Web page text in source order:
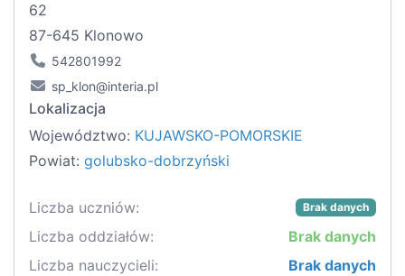
62
87-645 Klonowo
542801992
sp_klon@interia.pl
Lokalizacja
Województwo: KUJAWSKO-POMORSKIE
Powiat: golubsko-dobrzyński
Liczba uczniów: Brak danych
Liczba oddziałów:
Brak danych
Liczba nauczycieli:
Brak danych